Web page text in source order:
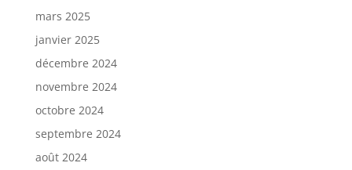
mars 2025
janvier 2025
décembre 2024
novembre 2024
octobre 2024
septembre 2024
août 2024